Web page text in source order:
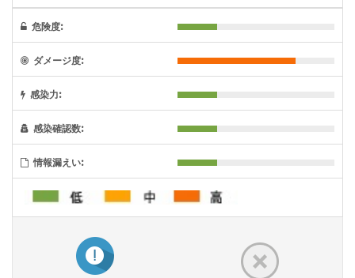
危険度:
ダメージ度:
感染力:
感染確認数:
情報漏えい: